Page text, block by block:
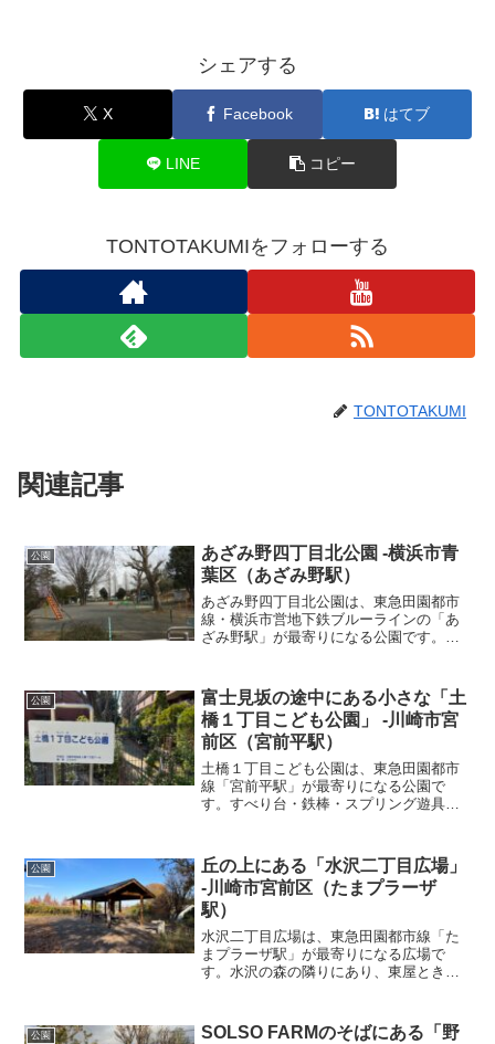
シェアする
X Facebook はてブ
LINE コピー
TONTOTAKUMIをフォローする
TONTOTAKUMI
関連記事
公園
あざみ野四丁目北公園 -横浜市青
葉区（あざみ野駅）
あざみ野四丁目北公園は、東急田園都市
線・横浜市営地下鉄ブルーラインの「あ
ざみ野駅」が最寄りになる公園です。砂
道路から見ていきましたが、２段になっ
ていて上に遊具、下に遊歩...
公園
富士見坂の途中にある小さな「土
橋１丁目こども公園」 -川崎市宮
前区（宮前平駅）
土橋１丁目こども公園は、東急田園都市
線「宮前平駅」が最寄りになる公園で
す。すべり台・鉄棒・スプリング遊具が
公園
丘の上にある「水沢二丁目広場」
-川崎市宮前区（たまプラーザ
駅）
水沢二丁目広場は、東急田園都市線「た
まプラーザ駅」が最寄りになる広場で
す。水沢の森の隣りにあり、東屋ときれ
公園
SOLSO FARMのそばにある「野